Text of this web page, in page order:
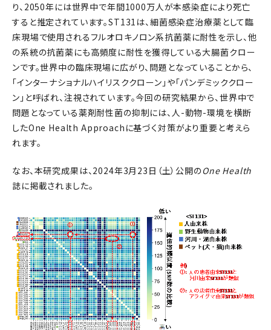
り、2050年には世界中で年間1000万人が本感染症により死亡
すると推定されています。ST131は、細菌感染症治療薬として臨
床現場で使用されるフルオロキノロン系抗菌薬に耐性を示し、他
の系統の抗菌薬にも高頻度に耐性を獲得している大腸菌クロー
ンです。世界中の臨床現場に広がり、問題となっていることから、
「インターナショナルハイリスククローン」や「パンデミッククロー
ン」と呼ばれ、注視されています。今回の研究結果から、世界中で
問題となっている薬剤耐性菌の抑制には、人-動物-環境を横断
したOne Health Approachに基づく対策がより重要と考えら
れます。
なお、本研究成果は、2024年3月23日（土）公開のOne Health
誌に掲載されました。